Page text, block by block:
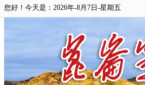
您好！今天是：2026年-8月7日-星期五